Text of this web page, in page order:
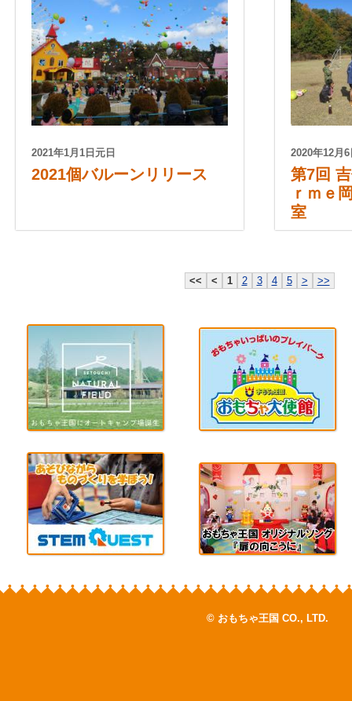
2021年1月1日元日
2021個バルーンリリース
2020年12月
第7回
ｒｍｅ
室
<< < 1 2 3 4 5 > >>
© おもちゃ王国 CO., LTD.